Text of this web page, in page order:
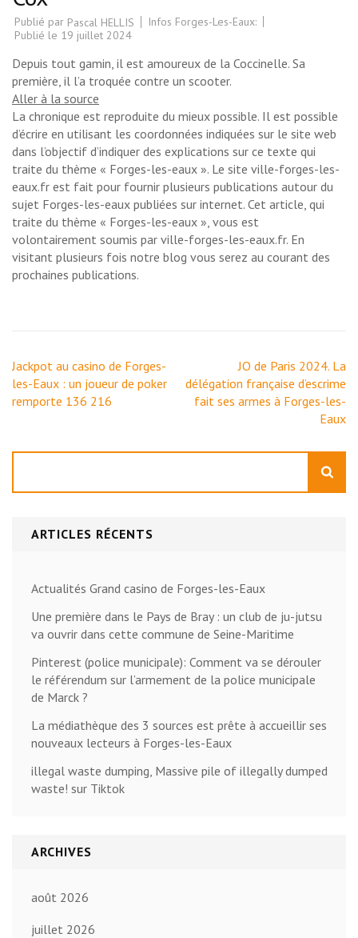
Publié par Pascal HELLIS
Infos Forges-Les-Eaux:
Publié le 19 juillet 2024
Depuis tout gamin, il est amoureux de la Coccinelle. Sa
première, il l’a troquée contre un scooter.
Aller à la source
La chronique est reproduite du mieux possible. Il est possible
d’écrire en utilisant les coordonnées indiquées sur le site web
dans l’objectif d’indiquer des explications sur ce texte qui
traite du thème « Forges-les-eaux ». Le site ville-forges-les-
eaux.fr est fait pour fournir plusieurs publications autour du
sujet Forges-les-eaux publiées sur internet. Cet article, qui
traite du thème « Forges-les-eaux », vous est
volontairement soumis par ville-forges-les-eaux.fr. En
visitant plusieurs fois notre blog vous serez au courant des
prochaines publications.
Navigation
de
l’article
Jackpot au casino de Forges-
les-Eaux : un joueur de poker
remporte 136 216
JO de Paris 2024. La
délégation française d’escrime
fait ses armes à Forges-les-
Eaux
ARTICLES RÉCENTS
Actualités Grand casino de Forges-les-Eaux
Une première dans le Pays de Bray : un club de ju-jutsu
va ouvrir dans cette commune de Seine-Maritime
Pinterest (police municipale): Comment va se dérouler
le référendum sur l’armement de la police municipale
de Marck ?
La médiathèque des 3 sources est prête à accueillir ses
nouveaux lecteurs à Forges-les-Eaux
illegal waste dumping, Massive pile of illegally dumped
waste! sur Tiktok
ARCHIVES
août 2026
juillet 2026